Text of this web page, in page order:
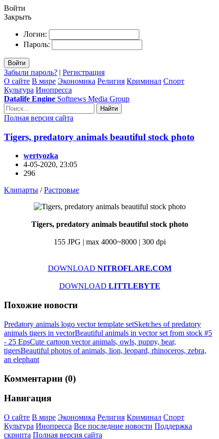
Войти
Закрыть
Логин:
Пароль:
Войти
Забыли пароль? | Регистрация
О сайте В мире Экономика Религия Криминал Спорт
Культура Инопресса
Datalife Engine Softnews Media Group
Найти
Полная версия сайта
Tigers, predatory animals beautiful stock photo
wertyozka
4-05-2020, 23:05
296
Клипарты /Растровые
Tigers, predatory animals beautiful stock photo
155 JPG | max 4000~8000 | 300 dpi
DOWNLOAD NITROFLARE.COM
DOWNLOAD LITTLEBYTE
Похожие новости
Predatory animals logo vector template setSketches of predatory
animals tigers in vectorBeautiful animals in vector set from stock #5
- 25 EpsCute cartoon vector animals, owls, puppy, bear,
tigersBeautiful photos of animals, lion, leopard, rhinoceros, zebra,
an elephant
Комментарии (0)
Навигация
О сайте В мире Экономика Религия Криминал Спорт
Культура Инопресса Все последние новости Поддержка
скрипта Полная версия сайта